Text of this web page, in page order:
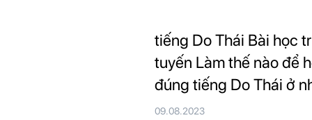
tiếng Do Thái Bài học
tuyến Làm thế nào để
đúng tiếng Do Thái ở
09.08.2023